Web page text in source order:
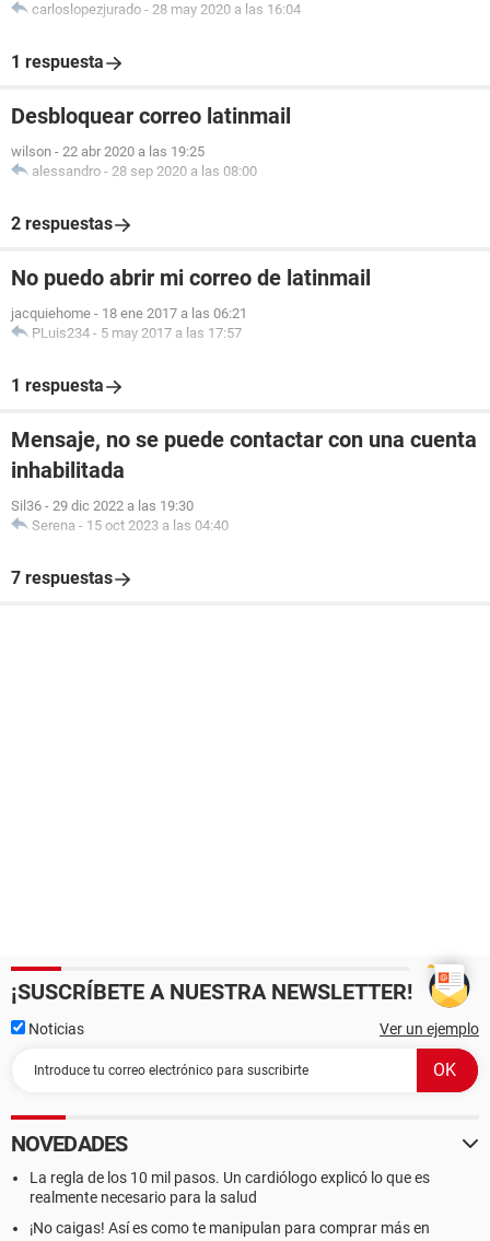
carloslopezjurado - 28 may 2020 a las 16:04
1 respuesta
Desbloquear correo latinmail
wilson - 22 abr 2020 a las 19:25
alessandro - 28 sep 2020 a las 08:00
2 respuestas
No puedo abrir mi correo de latinmail
jacquiehome - 18 ene 2017 a las 06:21
PLuis234 - 5 may 2017 a las 17:57
1 respuesta
Mensaje, no se puede contactar con una cuenta
inhabilitada
Sil36 - 29 dic 2022 a las 19:30
Serena - 15 oct 2023 a las 04:40
7 respuestas
¡SUSCRÍBETE A NUESTRA NEWSLETTER!
Noticias Ver un ejemplo
NOVEDADES
La regla de los 10 mil pasos. Un cardiólogo explicó lo que es
realmente necesario para la salud
¡No caigas! Así es como te manipulan para comprar más en